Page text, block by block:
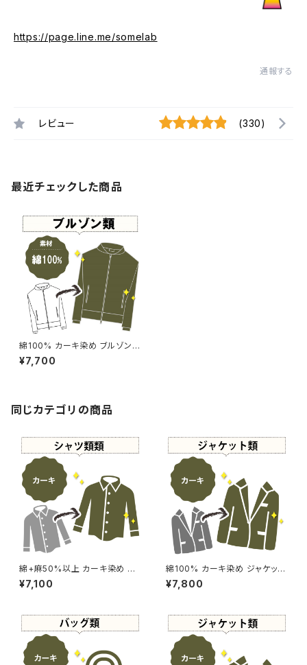
https://page.line.me/somelab
通報する
レビュー (330)
最近チェックした商品
綿100% カーキ染め ブルゾン
【元色：カーキ系 - 色あせあり】
-染め直し[カーキ - Kahki]402
¥7,700
同じカテゴリの商品
綿+麻50%以上 カーキ染め シ
ャツ 【元色：白】 -染め直し[カー
キ - Kahki]504-0137
¥7,100
綿100% カーキ染め ジャケット
【元色：ベージュ - 強い色あせ】
-染め直し[カーキ - Kahki]504
¥7,800